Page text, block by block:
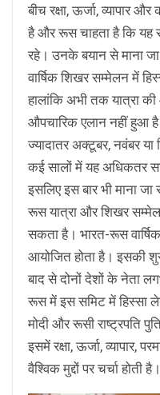
बीच रक्षा, ऊर्जा, व्यापार
है और रूस चाहता है कि यह
रहे। उनके बयान से माना
वार्षिक शिखर सम्मेलन में
हालांकि अभी तक यात्रा
औपचारिक एलान नहीं हुआ
ज्यादातर अक्टूबर, नवंबर
कई सालों में यह अधिकतर
इसलिए इस बार भी माना जा
रूस यात्रा और शिखर
सकता है। भारत-रूस
आयोजित होता है।
बाद से दोनों देशों के नेता
रूस में इस समिट में हिस्सा
मोदी और रूसी राष्ट्रपति
इसमें रक्षा, ऊर्जा, व्यापार,
वैश्विक मुद्दों पर चर्चा होती है।